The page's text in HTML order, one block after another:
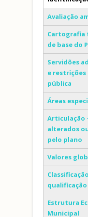
(separador
Avaliação
Cartografia
de base do
Servidões
e
pública
Áreas
Articulação
alterados
pelo plano
Valores
Estrutura
Municipal